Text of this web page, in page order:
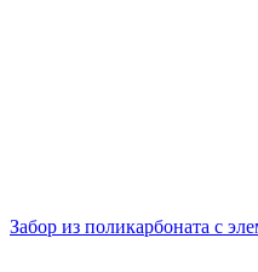
Забор из поликарбоната с